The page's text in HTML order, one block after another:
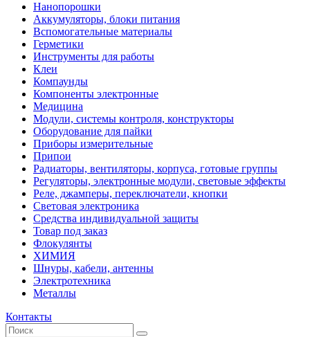
Нанопорошки
Аккумуляторы, блоки питания
Вспомогательные материалы
Герметики
Инструменты для работы
Клеи
Компаунды
Компоненты электронные
Медицина
Модули, системы контроля, конструкторы
Оборудование для пайки
Приборы измерительные
Припои
Радиаторы, вентиляторы, корпуса, готовые группы
Регуляторы, электронные модули, световые эффекты
Реле, джамперы, переключатели, кнопки
Световая электроника
Средства индивидуальной защиты
Товар под заказ
Флокулянты
ХИМИЯ
Шнуры, кабели, антенны
Электротехника
Металлы
Контакты